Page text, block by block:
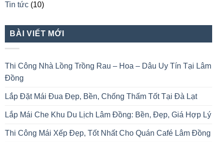
Tin tức (10)
BÀI VIẾT MỚI
Thi Công Nhà Lồng Trồng Rau – Hoa – Dâu Uy Tín Tại Lâm
Đồng
Lắp Đặt Mái Đua Đẹp, Bền, Chống Thấm Tốt Tại Đà Lạt
Lắp Mái Che Khu Du Lịch Lâm Đồng: Bền, Đẹp, Giá Hợp Lý
Thi Công Mái Xếp Đẹp, Tốt Nhất Cho Quán Café Lâm Đồng